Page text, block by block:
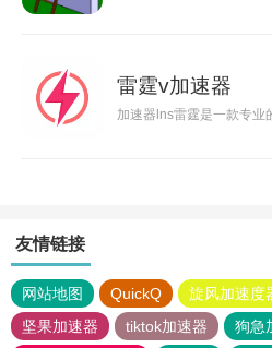
雷霆v加速器
加速器lns雷霆是一款专业
友情链接
网站地图 QuickQ 旋风加速度
坚果加速器
tiktok加速器
狗急